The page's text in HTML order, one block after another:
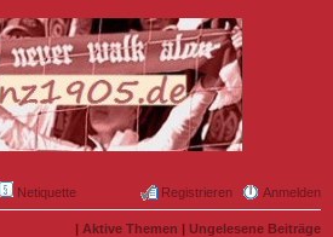
Netiquette Anmelden
Registrieren
| Aktive Themen | Ungelesene Beiträge